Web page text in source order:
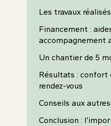
Les travaux réalisés
Financement :
accompagnement
Un chantier de 5
Résultats : confort
rendez-vous
Conseils aux
Conclusion :